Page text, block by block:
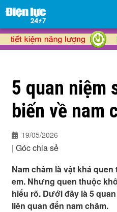
5 quan niệm
biến về nam
19/05/2026
| Góc chia sẻ
Nam châm là vật khá
em. Nhưng quen thuộc
hiểu rõ. Dưới đây là 5
liên quan đến nam châm.